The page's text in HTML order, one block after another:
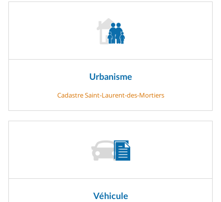
Urbanisme
Cadastre Saint-Laurent-des-Mortiers
Véhicule